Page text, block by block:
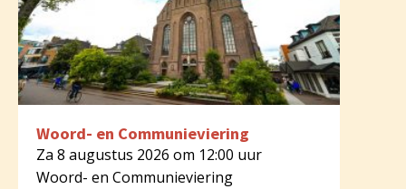
Woord- en Communieviering
Za 8 augustus 2026 om 12:00 uur
Woord- en Communieviering